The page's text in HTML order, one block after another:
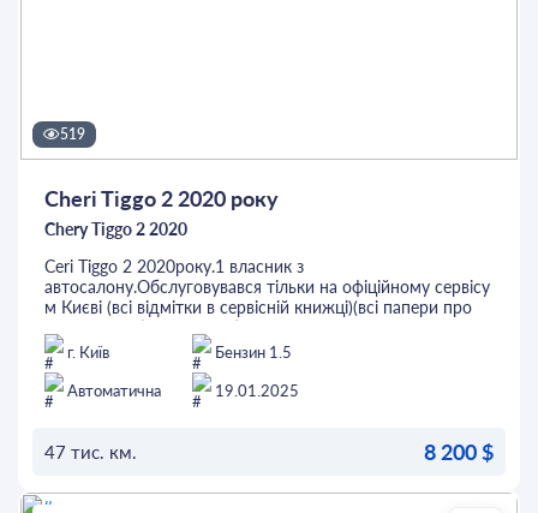
519
Cheri Tiggo 2 2020 року
Chery Tiggo 2 2020
Ceri Tiggo 2 2020року.1 власник з
автосалону.Обслуговувався тільки на офіційному сервісу
м Києві (всі відмітки в сервісній книжці)(всі папери про
виконані роботи є)Коробка передач - механіка .Ходова
частина та двигун на відмінно.Мульти кермо,
регулювання дзеркал, камера заднього виду,
кондиціонер (заправлений)блютуз. Нижня частина авто
оброблена.2 комплекта ключів.2 комплекта гуми,зима-
г. Київ
Бензин 1.5
Автоматична
19.01.2025
47 тис. км. 8 200 $
ОСТАВИТЬ ЗАЯВКУ